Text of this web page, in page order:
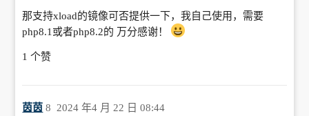
那支持xload的镜像可否提供一下，我自己使用，需要
php8.1或者php8.2的 万分感谢！
1 个赞
茵茵 2024 年4 月 22 日 08:44
8